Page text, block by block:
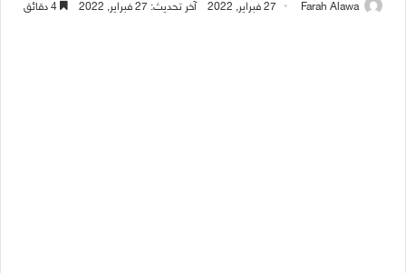
Farah Alawa 27 فبراير, 2022 آخر تحديث: 27 فبراير, 2022